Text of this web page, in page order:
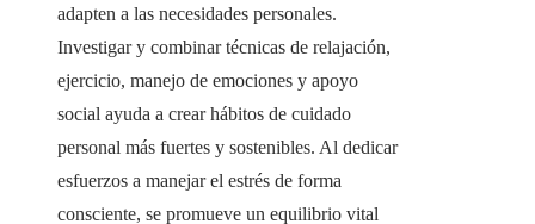
adapten a las necesidades personales.
Investigar y combinar técnicas de relajación,
ejercicio, manejo de emociones y apoyo
social ayuda a crear hábitos de cuidado
personal más fuertes y sostenibles. Al dedicar
esfuerzos a manejar el estrés de forma
consciente, se promueve un equilibrio vital